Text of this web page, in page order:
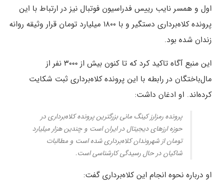
اول و همسر نایب رییس فدراسیون فوتبال نیز در ارتباط با این
پرونده کلاه‌برداری دستگیر و با ۱۸۰۰ میلیارد تومان قرار وثیقه روانه
زندان شده بود.
این منبع آگاه تاکید کرد که تا کنون بیش از ۳۰۰۰ نفر از
مال‌باختگان در رابطه با این پرونده کلاه‌برداری ثبت شکایت
کرده‌اند. او ادغان داشت:
پرونده رمز‌ارز کینگ مانی بزرگترین پرونده کلاه‌برداری در
حوزه ارز‌های دیجیتال در ایران است و چندین هزار میلیارد
تومان از شهروندان کلاه‌برداری شده است و مطالبات
شاکیان در حال رسیدگی کارشناسی است.
او درباره نحوه انجام این کلاه‌برداری گفت: